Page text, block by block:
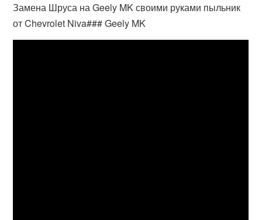
Замена Шруса на Geely MK своими руками пыльник
от Chevrolet Niva### Geely MK